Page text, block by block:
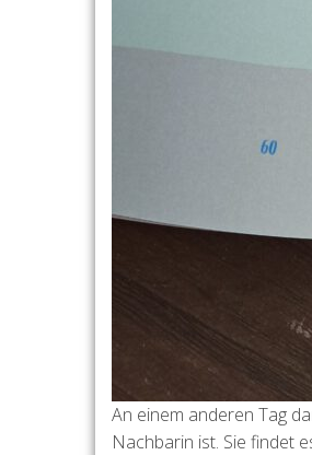
An einem anderen Tag
Nachbarin ist. Sie findet